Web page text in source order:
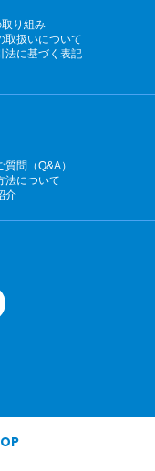
り組み
取扱いについて
法に基づく表記
質問（Q&A）
法について
介